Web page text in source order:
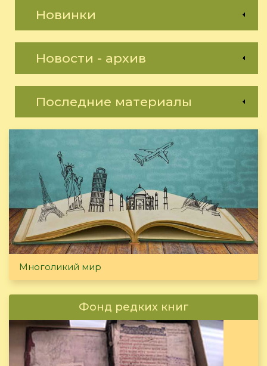
Новинки
Новости - архив
Последние материалы
Многоликий мир
Фонд редких книг